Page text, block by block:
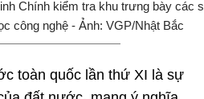
Chính kiểm tra khu trưng bày các
công nghệ - Ảnh: VGP/Nhật Bắc
toàn quốc lần thứ XI là sự